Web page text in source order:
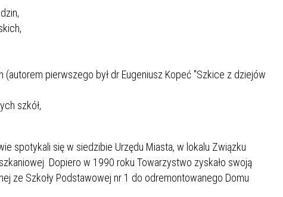
pierwszego był dr Eugeniusz Kopeć "Szkice z dziejów
szkół,
spotykali się w siedzibie Urzędu Miasta, w lokalu Związku
Dopiero w 1990 roku Towarzystwo zyskało swoją
ze Szkoły Podstawowej nr 1 do odremontowanego Domu